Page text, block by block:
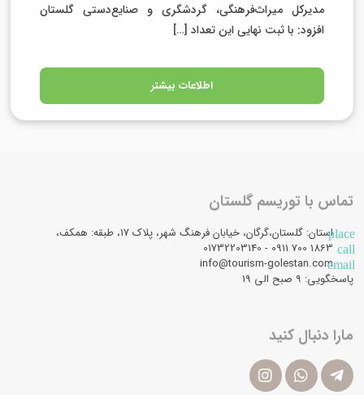
مدیرکل میراث‌فرهنگی، گردشگری و صنایع‌دستی گلستان
افزود: با ثبت نهایی این تعداد […]
اطلاعات بیشتر
تماس با توریسم گلستان
placeاستان: گلستان،گرگان، خیابان فرهنگ شهر، پلاک 17، طبقه: همکف،
call
email
info@tourism-golestan.com
پاسخگویی: ۹ صبح الی 19
مارا دنبال کنید